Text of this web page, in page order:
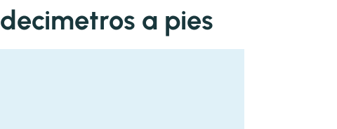
a pies